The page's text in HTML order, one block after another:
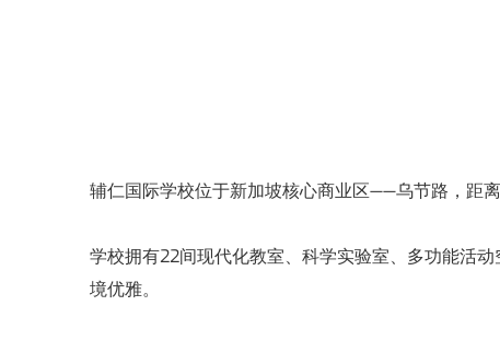
辅仁国际学校位于新加坡核心商业区——乌节路，距
学校拥有22间现代化教室、科学实验室、多功能活
境优雅。